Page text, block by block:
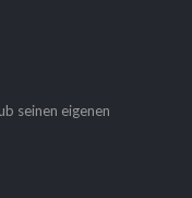
seinen eigenen